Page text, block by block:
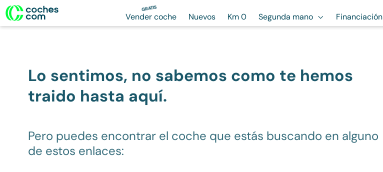
GRATIS
Vender coche Nuevos Km 0 Segunda mano Financiación
Lo sentimos, no sabemos como te hemos
traido hasta aquí.
Pero puedes encontrar el coche que estás buscando en alguno
de estos enlaces: